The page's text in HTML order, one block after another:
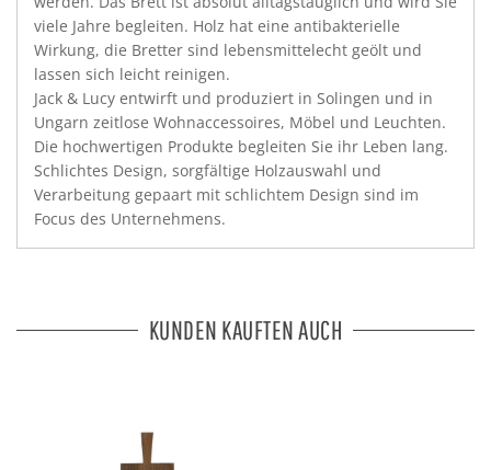
viele Jahre begleiten. Holz hat eine antibakterielle
Wirkung, die Bretter sind lebensmittelecht geölt und
lassen sich leicht reinigen.
Jack & Lucy entwirft und produziert in Solingen und in
Ungarn zeitlose Wohnaccessoires, Möbel und Leuchten.
Die hochwertigen Produkte begleiten Sie ihr Leben lang.
Schlichtes Design, sorgfältige Holzauswahl und
Verarbeitung gepaart mit schlichtem Design sind im
Focus des Unternehmens.
KUNDEN KAUFTEN AUCH